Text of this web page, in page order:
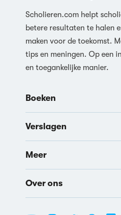
Scholieren.com helpt
betere resultaten te halen
maken voor de toekomst.
tips en meningen. Op een
en toegankelijke manier.
Boeken
Verslagen
Meer
Over ons